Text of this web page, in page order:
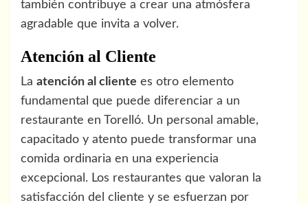
también contribuye a crear una atmósfera
agradable que invita a volver.
Atención al Cliente
La atención al cliente es otro elemento
fundamental que puede diferenciar a un
restaurante en Torelló. Un personal amable,
capacitado y atento puede transformar una
comida ordinaria en una experiencia
excepcional. Los restaurantes que valoran la
satisfacción del cliente y se esfuerzan por